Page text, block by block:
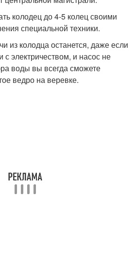
колодец до 4-5 колец своими
специальной техники.
из колодца останется, даже если
электричеством, и насос не
воды вы всегда сможете
ведро на веревке.